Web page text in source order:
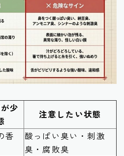
少
注意したい状態
香
酸っぱい臭い・刺激
臭・腐敗臭